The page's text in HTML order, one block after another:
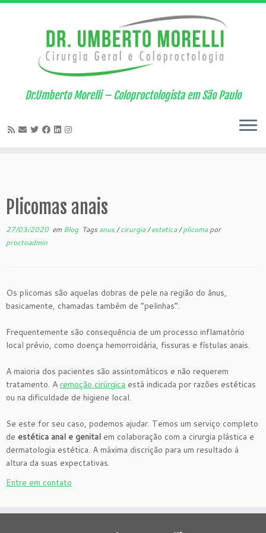
contentDr.Umberto Morelli – Coloproctologista em São Paulo
Plicomas anais
27/03/2020em Blog Tags anus/cirurgia/estetica/plicomapor
proctoadmin
Os plicomas são aquelas dobras de pele na região do ânus,
basicamente, chamadas também de “pelinhas”.
Frequentemente são consequência de um processo inflamatório
local prévio, como doença hemorroidária, fissuras e fístulas anais.
A maioria dos pacientes são assintomáticos e não requerem
tratamento. A remoção cirúrgica está indicada por razões estéticas
ou na dificuldade de higiene local.
Se este for seu caso, podemos ajudar. Temos um serviço completo
de estética anal e genital em colaboração com a cirurgia plástica e
dermatologia estética. A máxima discrição para um resultado á
altura da suas expectativas.
Entre em contato